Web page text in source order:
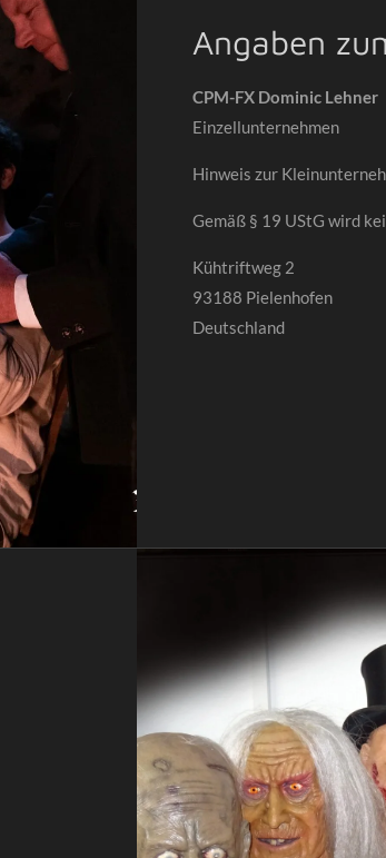
Angaben
CPM-FX Dominic Lehner
Einzellunternehmen
Hinweis zur
Gemäß § 19 UStG wird
Kühtriftweg 2
93188 Pielenhofen
Deutschland